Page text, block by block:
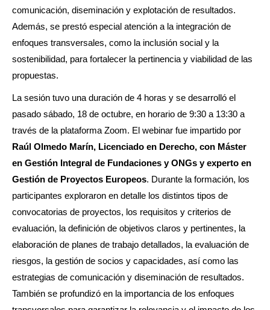
comunicación, diseminación y explotación de resultados.
Además, se prestó especial atención a la integración de
enfoques transversales, como la inclusión social y la
sostenibilidad, para fortalecer la pertinencia y viabilidad de las
propuestas.
La sesión tuvo una duración de 4 horas y se desarrolló el
pasado sábado, 18 de octubre, en horario de 9:30 a 13:30 a
través de la plataforma Zoom. El webinar fue impartido por
Raúl Olmedo Marín, Licenciado en Derecho, con Máster
en Gestión Integral de Fundaciones y ONGs y experto en
Gestión de Proyectos Europeos. Durante la formación, los
participantes exploraron en detalle los distintos tipos de
convocatorias de proyectos, los requisitos y criterios de
evaluación, la definición de objetivos claros y pertinentes, la
elaboración de planes de trabajo detallados, la evaluación de
riesgos, la gestión de socios y capacidades, así como las
estrategias de comunicación y diseminación de resultados.
También se profundizó en la importancia de los enfoques